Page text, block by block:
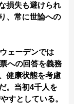
損失も避けられ
、常に世論への
ェーデンでは
への回答を義務
健康状態を考慮
。当初4千人を
すとしている。